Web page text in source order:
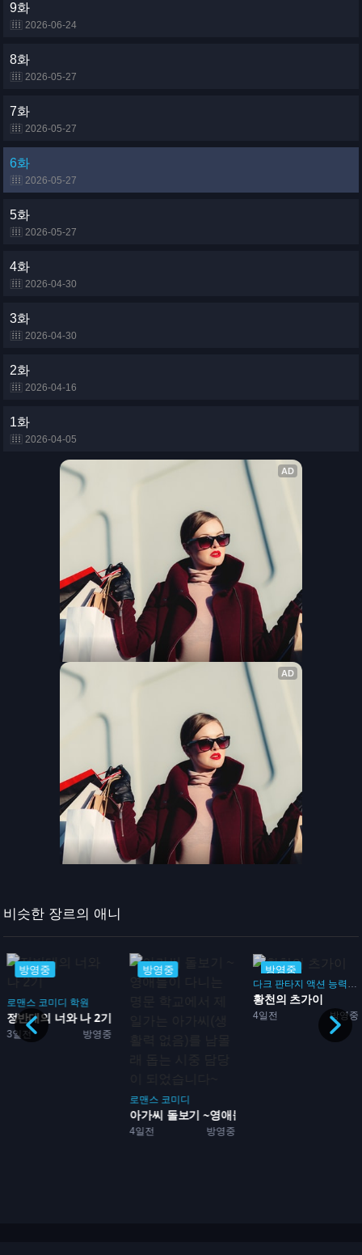
9화
2026-06-24
8화
2026-05-27
7화
2026-05-27
6화
2026-05-27
5화
2026-05-27
4화
2026-04-30
3화
2026-04-30
2화
2026-04-16
1화
2026-04-05
비슷한 장르의 애니
성방...
방영중
로맨스 코미디 학원
3일전 방영중
정반대의 너와 나 2기
방영중
로맨스 코미디
4일전 방영중
아가씨 돌보기 ~영애들이 다...
방영중
다크 판타지 액션 능력
4일전 방영중
황천의 츠가이